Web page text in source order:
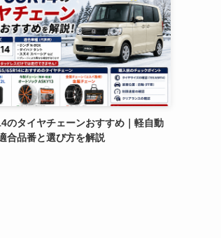
のタイヤチェーンおすすめ｜軽自動
合品番と選び方を解説